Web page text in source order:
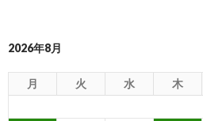
2026年8月
月 火 水 木